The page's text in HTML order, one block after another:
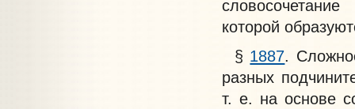
которой
§ 1887.
разных
т. е. на основе